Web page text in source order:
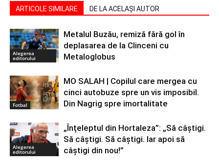
ARTICOLE SIMILARE DE LA ACELAȘI AUTOR
Alegerea
editorului
Metalul Buzău, remiză fără gol în
deplasarea de la Clinceni cu
Metaloglobus
Fotbal
MO SALAH | Copilul care mergea cu
cinci autobuze spre un vis imposibil.
Din Nagrig spre imortalitate
Alegerea
editorului
„Înțeleptul din Hortaleza”: „Să câștigi.
Să câștigi. Să câștigi. Iar apoi să
câștigi din nou!”